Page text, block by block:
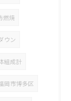
燃焼
ウン
組成計
岡市博多区